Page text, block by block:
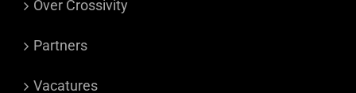
Over Crossivity
Partners
Vacatures